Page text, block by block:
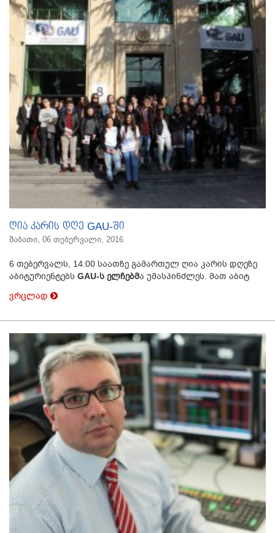
ღია კარის დღე GAU-ში
შაბათი, 06 თებერვალი, 2016
6 თებერვალს, 14:00 საათზე გამართულ ღია კარის დღეზე
აბიტურიენტებს GAU-ს ელჩებმა უმასპინძლეს. მათ აბიტ
ვრცლად